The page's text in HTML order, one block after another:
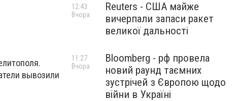
вывозили
Reuters - США майже
вичерпали запаси ракет
великої дальності
12:43
Вчора
Bloomberg - рф провела
новий раунд таємних
зустрічей з Європою щодо
війни в Україні
11:27
Вчора